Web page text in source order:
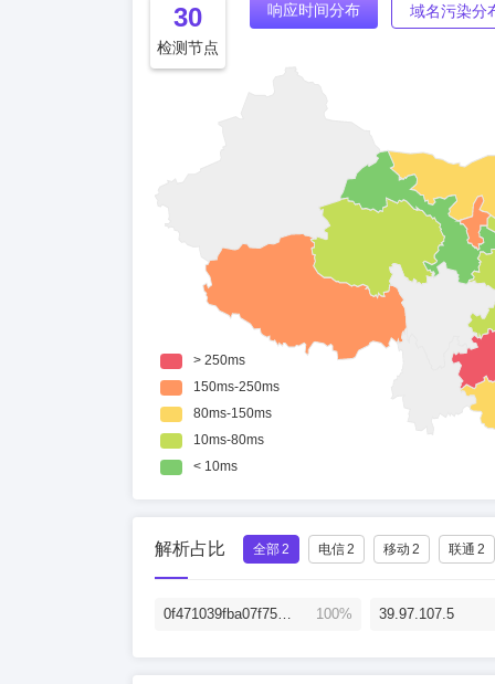
30
检测节点
响应时间分布 域名污染分
解析占比 全部2 电信2 移动 2 联通 2
0f471039fba07f75eddbfdad7b8adc88.dlszywz.com. 100% 39.97.107.5